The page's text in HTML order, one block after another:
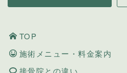
TOP
施術メニュー・料金案内
接骨院との違い